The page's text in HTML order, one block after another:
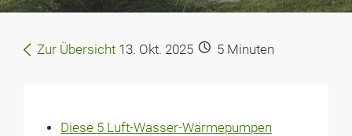
Zur Übersicht 13. Okt. 2025 5 Minuten
Diese 5 Luft-Wasser-Wärmepumpen